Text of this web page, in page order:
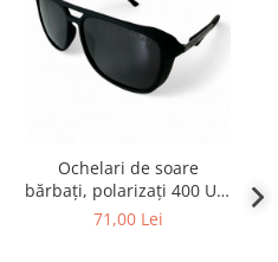
Ochelari de soare
bărbați, polarizați 400 UV,
cu toc cadou, OSB61
71,00 Lei